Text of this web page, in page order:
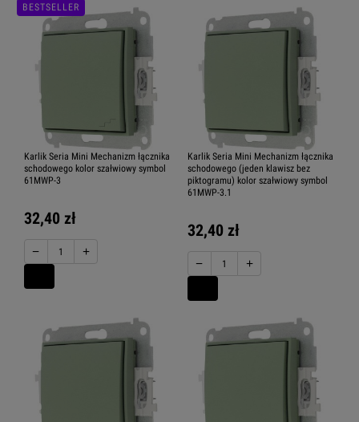
Karlik Seria Mini Mechanizm łącznika
schodowego kolor szałwiowy symbol
61MWP-3
32,40 zł
− +
BESTSELLER
Karlik Seria Mini Mechanizm łącznika
schodowego (jeden klawisz bez
piktogramu) kolor szałwiowy symbol
61MWP-3.1
32,40 zł
− +